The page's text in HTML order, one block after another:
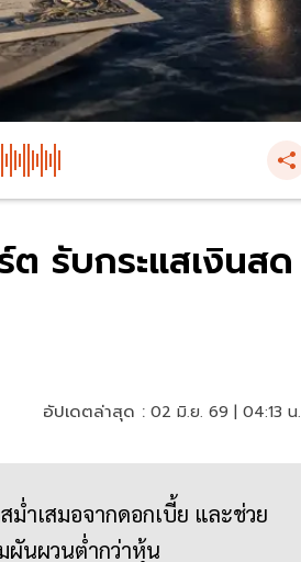
ต รับกระแสเงินสด
อัปเดตล่าสุด : 02 มิ.ย. 69 | 04:13 น.
ม่ำเสมอจากดอกเบี้ย และช่วย
ผันผวนต่ำกว่าหุ้น